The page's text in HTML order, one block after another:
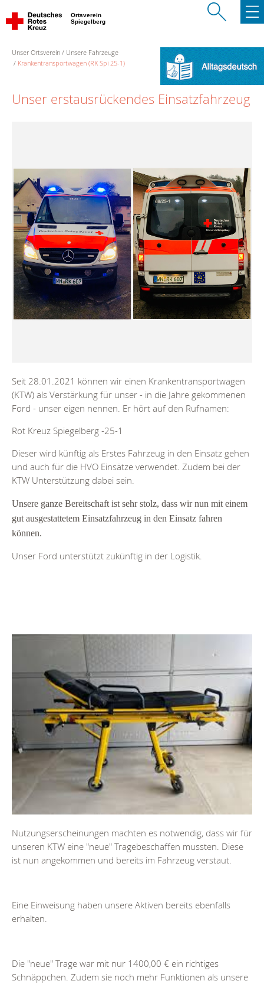
Ortsverein
Spiegelberg
Unser Ortsverein
Unsere Fahrzeuge
Krankentransportwagen (RK Spi 25-1)
Unser erstausrückendes Einsatzfahrzeug
Seit 28.01.2021 können wir einen Krankentransportwagen
(KTW) als Verstärkung für unser - in die Jahre gekommenen
Ford - unser eigen nennen. Er hört auf den Rufnamen:
Rot Kreuz Spiegelberg -25-1
Dieser wird künftig als Erstes Fahrzeug in den Einsatz gehen
und auch für die HVO Einsätze verwendet. Zudem bei der
KTW Unterstützung dabei sein.
Unsere ganze Bereitschaft ist sehr stolz, dass wir nun mit einem
gut ausgestattetem Einsatzfahrzeug in den Einsatz fahren
können.
Unser Ford unterstützt zukünftig in der Logistik.
Nutzungserscheinungen machten es notwendig, dass wir für
unseren KTW eine "neue" Tragebeschaffen mussten. Diese
ist nun angekommen und bereits im Fahrzeug verstaut.
Eine Einweisung haben unsere Aktiven bereits ebenfalls
erhalten.
Die "neue" Trage war mit nur 1400,00 € ein richtiges
Schnäppchen. Zudem sie noch mehr Funktionen als unsere